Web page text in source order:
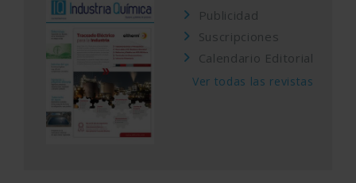
Publicidad
Suscripciones
Calendario Editorial
Ver todas las revistas